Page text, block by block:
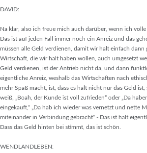
DAVID:
Na klar, also ich freue mich auch darüber, wenn ich
Das ist auf jeden Fall immer noch ein Anreiz und das
müssen alle Geld verdienen, damit wir halt einfach dann
Wirtschaft, die wir halt haben wollen, auch umgesetzt
Geld verdienen, ist der Antrieb nicht da, und dann
eigentliche Anreiz, weshalb das Wirtschaften nach
mehr Spaß macht, ist, dass es halt nicht nur das Geld
weiß, „Boah, der Kunde ist voll zufrieden“ oder „Da
eingekauft,“ „Da hab ich wieder was vernetzt und nette
miteinander in Verbindung gebracht“ - Das ist halt
Dass das Geld hinten bei stimmt, das ist schön.
WENDLANDLEBEN: